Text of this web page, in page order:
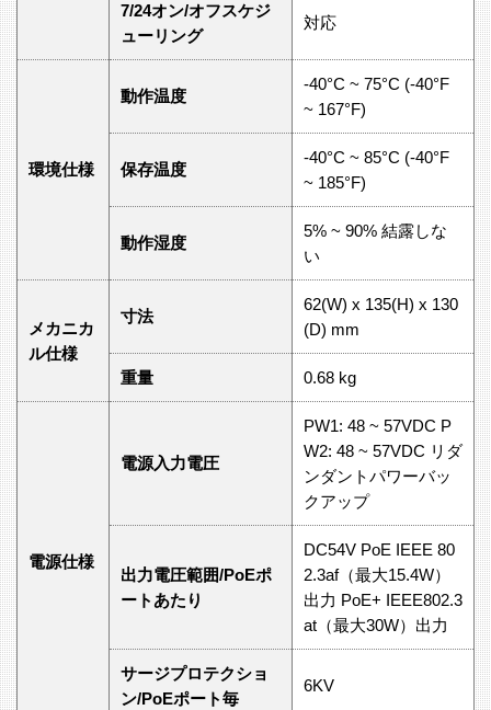
7/24オン/オフスケジ
ューリング
対応
環境仕様
動作温度
-40°C ~ 75°C (-40°F
~ 167°F)
保存温度
-40°C ~ 85°C (-40°F
~ 185°F)
動作湿度
5% ~ 90% 結露しな
い
メカニカ
ル仕様
寸法
62(W) x 135(H) x 130
(D) mm
重量 0.68 kg
電源仕様
電源入力電圧
PW1: 48 ~ 57VDC P
W2: 48 ~ 57VDC リダ
ンダントパワーバッ
クアップ
出力電圧範囲/PoEポ
ートあたり
DC54V PoE IEEE 80
2.3af（最大15.4W）
出力 PoE+ IEEE802.3
at（最大30W）出力
サージプロテクショ
ン/PoEポート毎
6KV